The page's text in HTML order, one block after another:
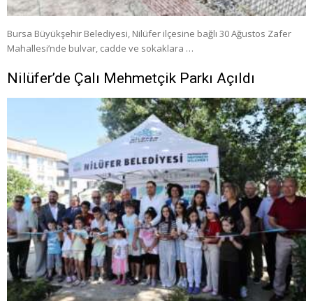
Bursa Büyükşehir Belediyesi, Nilüfer ilçesine bağlı 30 Ağustos Zafer
Mahallesi’nde bulvar, cadde ve sokaklara …
Nilüfer’de Çalı Mehmetçik Parkı Açıldı